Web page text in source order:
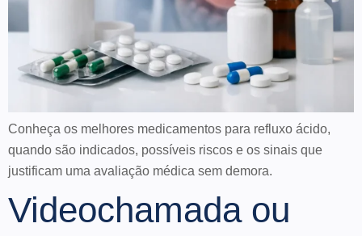
Conheça os melhores medicamentos para refluxo ácido,
quando são indicados, possíveis riscos e os sinais que
justificam uma avaliação médica sem demora.
Videochamada ou